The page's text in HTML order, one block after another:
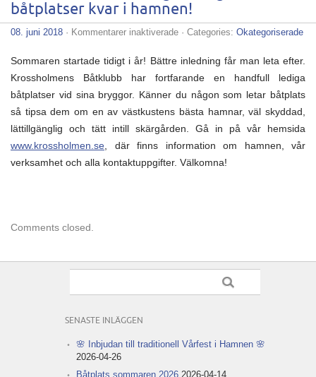
båtplatser kvar i hamnen!
08. juni 2018 · Kommentarer inaktiveradeför
fortfarande
några
lediga
båtplatser
hamnen!
· Categories: Okategoriserade
Sommaren startade tidigt i år! Bättre inledning får man leta efter.
Krossholmens Båtklubb har fortfarande en handfull lediga
båtplatser vid sina bryggor. Känner du någon som letar båtplats
så tipsa dem om en av västkustens bästa hamnar, väl skyddad,
lättillgänglig och tätt intill skärgården. Gå in på vår hemsida
www.krossholmen.se , där finns information om hamnen, vår
verksamhet och alla kontaktuppgifter. Välkomna!
Comments closed.
SENASTE INLÄGGEN
🌸 Inbjudan till traditionell Vårfest i Hamnen 🌸
2026-04-26
Båtplats sommaren 2026 2026-04-14